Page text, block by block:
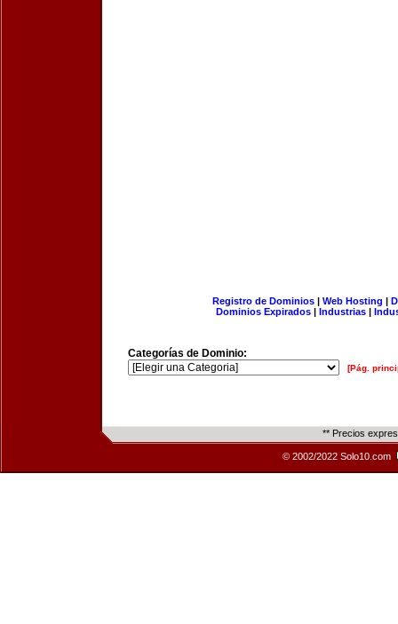
Registro de Dominios| Web Hosting |
Dominios Expirados | Industrias |
Categorías de Dominio:
[Pág.
** Precios
© 2002/2022 Solo10.com